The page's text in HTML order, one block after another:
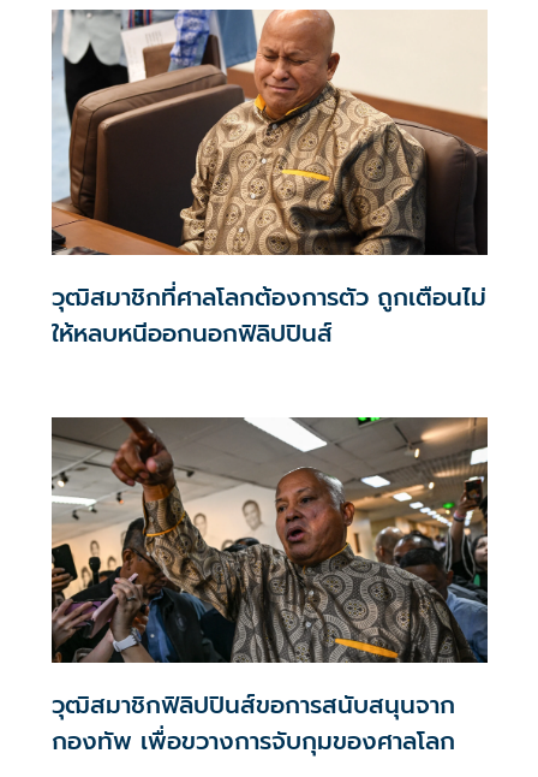
วุฒิสมาชิกที่ศาลโลกต้องการตัว ถูกเตือนไม่
ให้หลบหนีออกนอกฟิลิปปินส์
วุฒิสมาชิกฟิลิปปินส์ขอการสนับสนุนจาก
กองทัพ เพื่อขวางการจับกุมของศาลโลก